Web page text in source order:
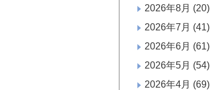
2026年8月 (20)
2026年7月 (41)
2026年6月 (61)
2026年5月 (54)
2026年4月 (69)